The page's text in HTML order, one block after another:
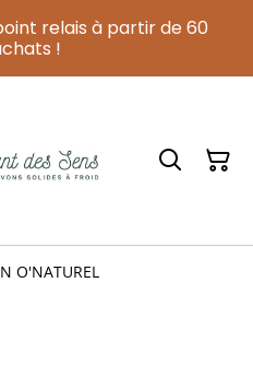
relais à partir de 60
!
O'NATUREL